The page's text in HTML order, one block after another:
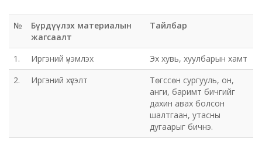
№
Бүрдүүлэх материалын
жагсаалт
Тайлбар
1. Иргэний үнэмлэх
Эх хувь, хуулбарын хамт
2.
Иргэний хүсэлт
Төгссөн сургууль, он,
анги, баримт бичгийг
дахин авах болсон
шалтгаан, утасны
дугаарыг бичнэ.